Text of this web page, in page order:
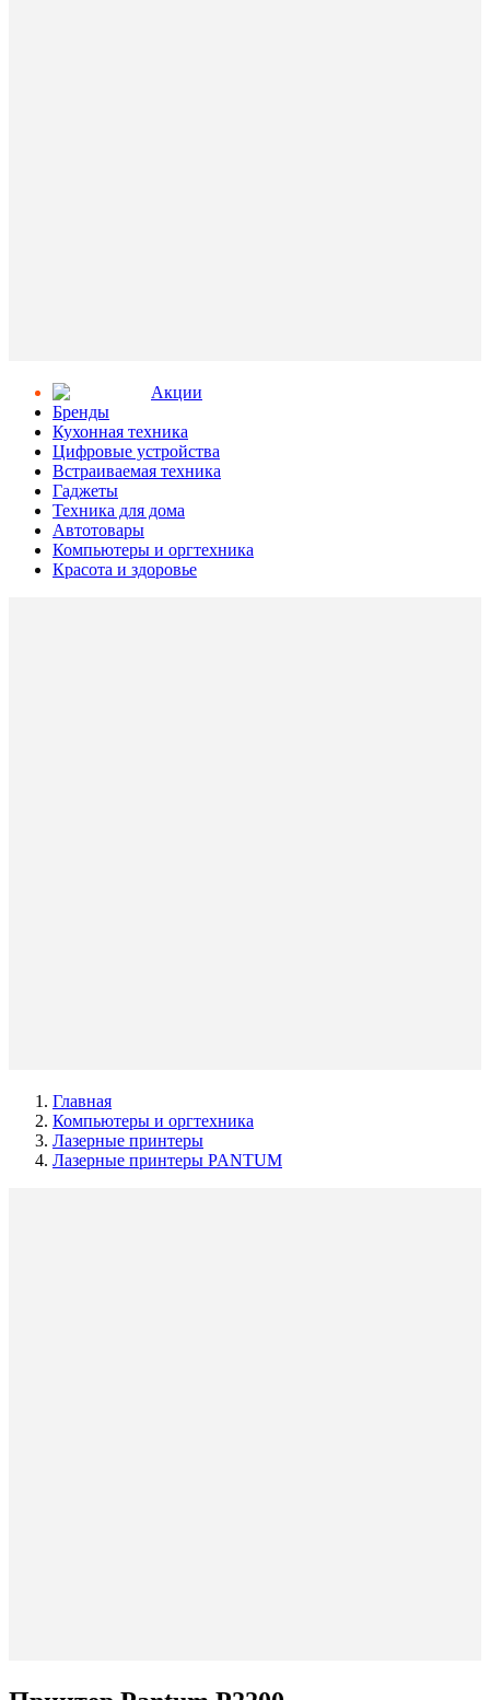
Aкции
Бренды
Кухонная техника
Цифровые устройства
Встраиваемая техника
Гаджеты
Техника для дома
Автотовары
Компьютеры и оргтехника
Красота и здоровье
Главная
Компьютеры и оргтехника
Лазерные принтеры
Лазерные принтеры PANTUM